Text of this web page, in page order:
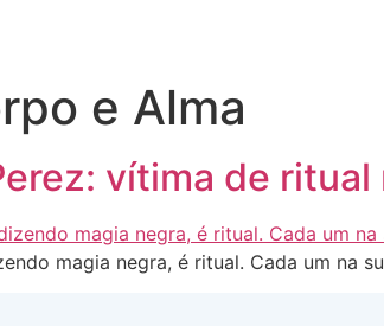
e Alma
vítima de ritual
magia negra, é ritual. Cada um na